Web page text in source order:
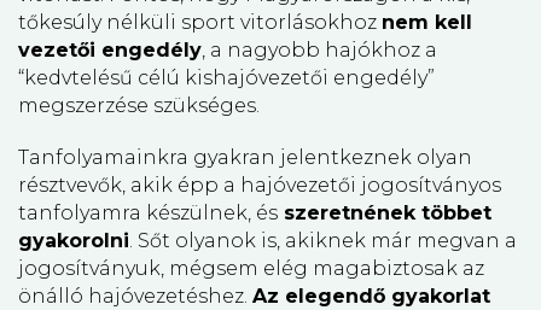
tőkesúly nélküli sport vitorlásokhoz nem kell
vezetői engedély , a nagyobb hajókhoz a
“kedvtelésű célú kishajóvezetői engedély”
megszerzése szükséges.
Tanfolyamainkra gyakran jelentkeznek olyan
résztvevők, akik épp a hajóvezetői jogosítványos
tanfolyamra készülnek, és szeretnének többet
gyakorolni. Sőt olyanok is, akiknek már megvan a
jogosítványuk, mégsem elég magabiztosak az
önálló hajóvezetéshez. Az elegendő gyakorlat